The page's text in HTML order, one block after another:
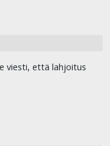
viesti, että lahjoitus